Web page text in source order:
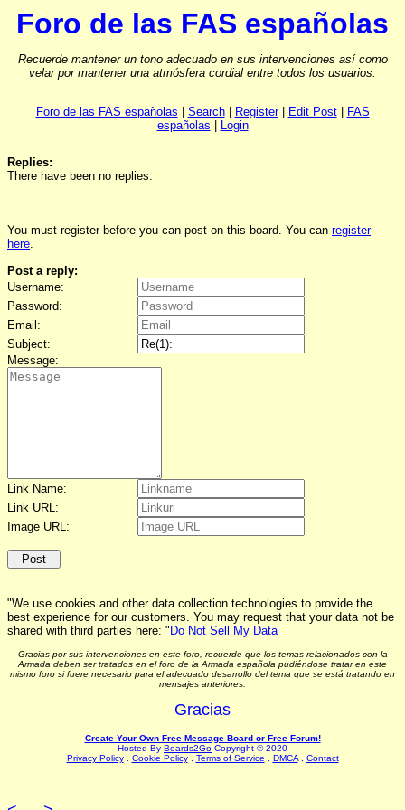
Foro de las FAS españolas
Recuerde mantener un tono adecuado en sus intervenciones así como
velar por mantener una atmósfera cordial entre todos los usuarios.
Foro de las FAS españolas Search| Register| Edit Post|
FAS
españolas
Login
Replies:
There have been no replies.
You must register before you can post on this board. You can register
here.
Post a reply:
Username:
Password:
Email:
Subject:
Message:
Link Name:
Link URL:
Image URL:
"We use cookies and other data collection technologies to provide the
best experience for our customers. You may request that your data not be
shared with third parties here: " Do Not Sell My Data
Gracias por sus intervenciones en este foro, recuerde que los temas relacionados con la
Armada deben ser tratados en el foro de la Armada española pudiéndose tratar en este
mismo foro si fuere necesario para el adecuado desarrollo del tema que se está tratando en
mensajes anteriores.
Gracias
Create Your Own Free Message Board or Free Forum!
Hosted By Boards2Go Copyright © 2020
Privacy Policy. Cookie Policy. Terms of Service DMCA. Contact